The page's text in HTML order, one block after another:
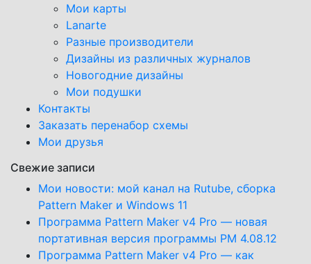
Мои карты
Lanarte
Разные производители
Дизайны из различных журналов
Новогодние дизайны
Мои подушки
Контакты
Заказать перенабор схемы
Мои друзья
Свежие записи
Мои новости: мой канал на Rutube, сборка
Pattern Maker и Windows 11
Программа Pattern Maker v4 Pro — новая
портативная версия программы PM 4.08.12
Программа Pattern Maker v4 Pro — как